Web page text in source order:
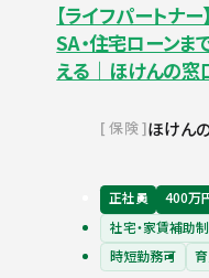
【ライフパートナ
SA・住宅ローン
える｜ほけんの窓
保険 ほけん
正社員 400万
社宅・家賃補助
時短勤務可